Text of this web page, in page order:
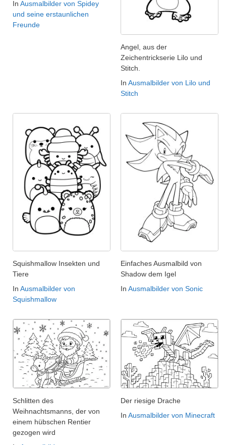
In Ausmalbilder von Spidey
und seine erstaunlichen
Freunde
Angel, aus der
Zeichentrickserie Lilo und
Stitch.
In Ausmalbilder von Lilo und
Stitch
Squishmallow Insekten und
Tiere
In Ausmalbilder von
Squishmallow
Einfaches Ausmalbild von
Shadow dem Igel
In Ausmalbilder von Sonic
Schlitten des
Weihnachtsmanns, der von
einem hübschen Rentier
gezogen wird
Der riesige Drache
In Ausmalbilder von Minecraft